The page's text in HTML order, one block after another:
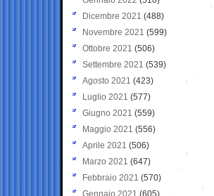
Dicembre 2021 (488)
Novembre 2021 (599)
Ottobre 2021 (506)
Settembre 2021 (539)
Agosto 2021 (423)
Luglio 2021 (577)
Giugno 2021(559)
Maggio 2021 (556)
Aprile 2021 (506)
Marzo 2021 (647)
Febbraio 2021 (570)
Gennaio 2021 (605)